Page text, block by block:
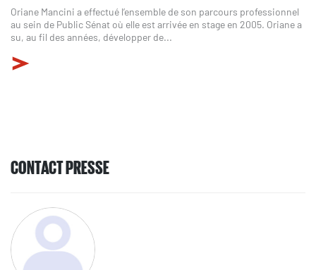
Oriane Mancini a effectué l’ensemble de son parcours professionnel
au sein de Public Sénat où elle est arrivée en stage en 2005. Oriane a
su, au fil des années, développer de...
CONTACT PRESSE